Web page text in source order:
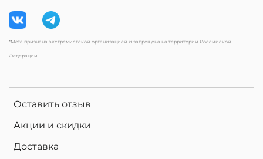
Оставить отзыв
Акции и скидки
Доставка
*Meta признана экстремистской организацией и запрещена на территории Российской
Федерации.